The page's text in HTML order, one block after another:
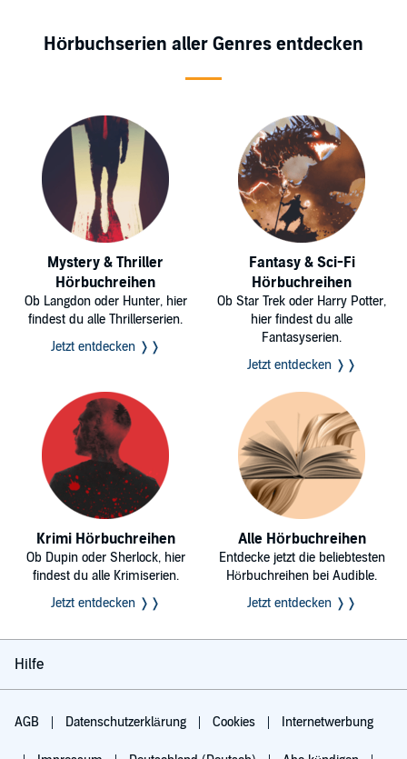
Hörbuchserien aller Genres entdecken
Mystery & Thriller
Hörbuchreihen
Ob Langdon oder Hunter, hier
findest du alle Thrillerserien.
Jetzt entdecken ❭❭
Fantasy & Sci-Fi
Hörbuchreihen
Ob Star Trek oder Harry Potter,
hier findest du alle
Fantasyserien.
Jetzt entdecken ❭❭
Krimi Hörbuchreihen
Ob Dupin oder Sherlock, hier
findest du alle Krimiserien.
Jetzt entdecken ❭❭
Alle Hörbuchreihen
Entdecke jetzt die beliebtesten
Hörbuchreihen bei Audible.
Jetzt entdecken ❭❭
Hilfe
AGB Datenschutzerklärung Cookies Internetwerbung